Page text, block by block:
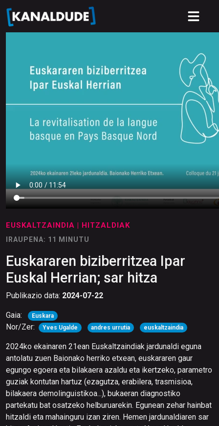
EUSKALTZAINDIA | HITZALDIAK
IRAUPENA: 11 MINUTU
Euskararen biziberritzea Ipar
Euskal Herrian; sar hitza
Publikazio data: 2024-07-22
Gaia: Euskara
Nor/Zer: Yves Ugalde andres urrutia euskaltzaindia
2024ko ekainaren 21ean Euskaltzaindiak jardunaldi eguna
antolatu zuen Baionako herriko etxean, euskararen gaur
egungo egoera eta bilakaera azaldu eta ikertzeko, parametro
guziak kontutan hartuz (ezagutza, erabilera, trasmisioa,
bilakaera demolinguistikoa...), bukaeran diagnostiko
partekatu bat osatzeko helburuarekin. Egunean zehar hainbat
hitzaldi eta mahainguru izan ziren. Hemen jardunaldiaren sar